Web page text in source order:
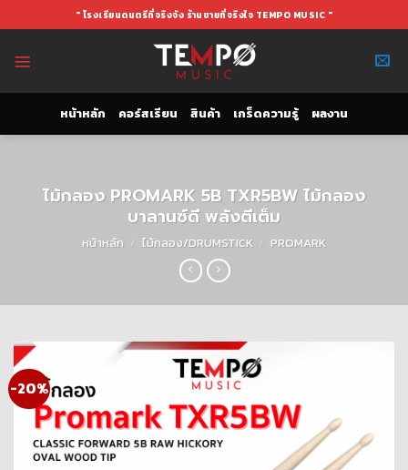
to
" โรงเรียนดนตรีที่จริงจัง ร้านขายที่จริงใจ TEMPO MUSIC "
หน้าหลัก คอร์สเรียน สินค้า เกร็ดความรู้ ผลงาน
ไม้กลอง PROMARK 5B TXR5BW ไม้กลอง
บาลานซ์ดี พลังตีเต็ม
หน้าหลัก / ไม้กลอง/DRUMSTICK / PROMARK
-20%